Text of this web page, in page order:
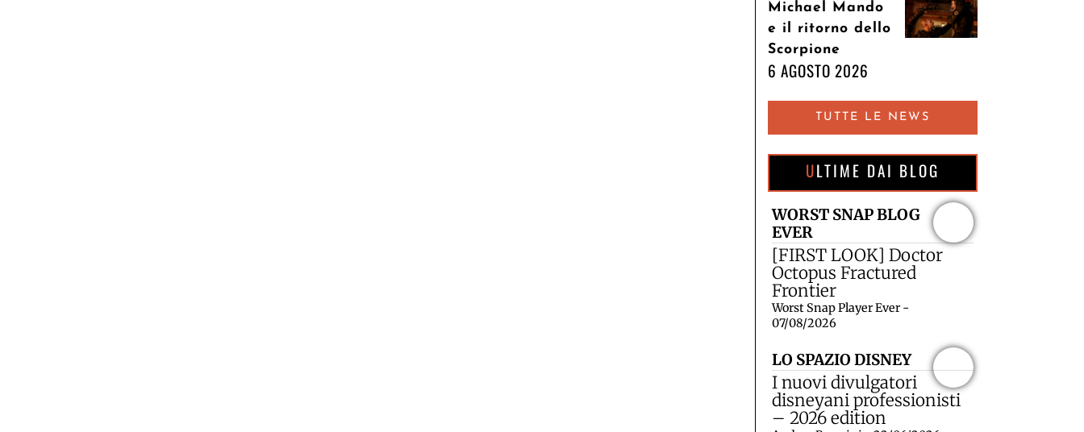
Michael Mando
e il ritorno dello
Scorpione
6 AGOSTO 2026
TUTTE LE NEWS
ULTIME DAI BLOG
WORST SNAP BLOG
EVER
[FIRST LOOK] Doctor
Octopus Fractured
Frontier
Worst Snap Player Ever -
07/08/2026
LO SPAZIO DISNEY
I nuovi divulgatori
disneyani professionisti
– 2026 edition